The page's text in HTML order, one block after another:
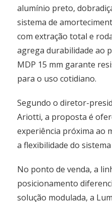
alumínio preto,
sistema de
com extração total e
agrega durabilidade ao
MDP 15 mm garante
para o uso cotidiano.
Segundo o diretor-
Ariotti, a proposta é
experiência próxima ao
a flexibilidade do
No ponto de venda, a
posicionamento
solução modulada, a